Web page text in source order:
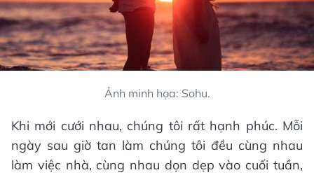
Ảnh minh họa: Sohu.
Khi mới cưới nhau, chúng tôi rất hạnh phúc. Mỗi
ngày sau giờ tan làm chúng tôi đều cùng nhau
làm việc nhà, cùng nhau dọn dẹp vào cuối tuần,